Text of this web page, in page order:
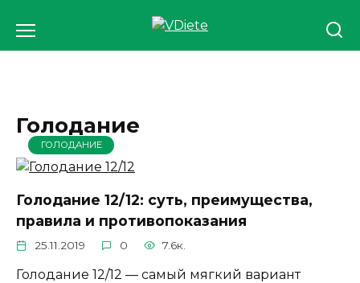
содержанию
Голодание
ГОЛОДАНИЕ
Голодание 12/12: суть, преимущества,
правила и противопоказания
25.11.2019 0 7.6к.
Голодание 12/12 — самый мягкий вариант